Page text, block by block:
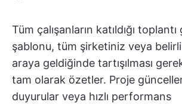
Tüm çalışanların katıldığı
şablonu, tüm şirketiniz veya
araya geldiğinde tartışılması
tam olarak özetler. Proje
duyurular veya hızlı performans